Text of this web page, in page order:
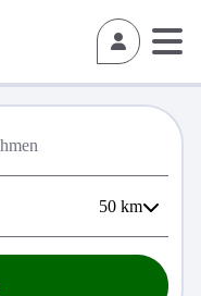
50 km